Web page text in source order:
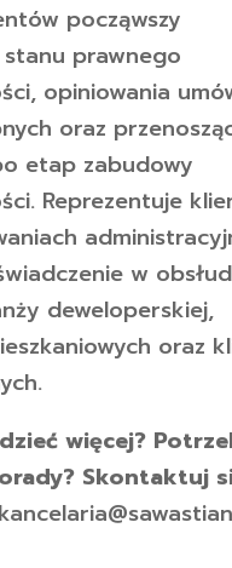
począwszy
prawnego
opiniowania
oraz
etap zabudowy
Reprezentuje
w
deweloperskiej,
oraz
więcej?
Skontaktuj